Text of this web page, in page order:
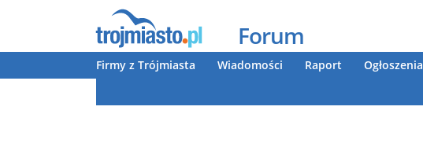
Forum
Firmy z Trójmiasta Wiadomości Raport Ogłoszenia